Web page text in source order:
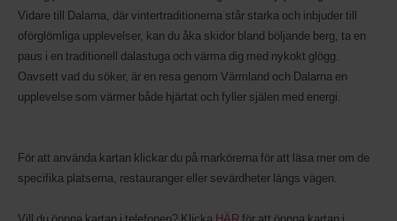
Vidare till Dalarna, där vintertraditionerna står starka och inbjuder till
oförglömliga upplevelser, kan du åka skidor bland böljande berg, ta en
paus i en traditionell dalastuga och värma dig med nykokt glögg.
Oavsett vad du söker, är en resa genom Värmland och Dalarna en
upplevelse som värmer både hjärtat och fyller själen med energi.
För att använda kartan klickar du på markörerna för att läsa mer om de
specifika platserna, restauranger eller sevärdheter längs vägen.